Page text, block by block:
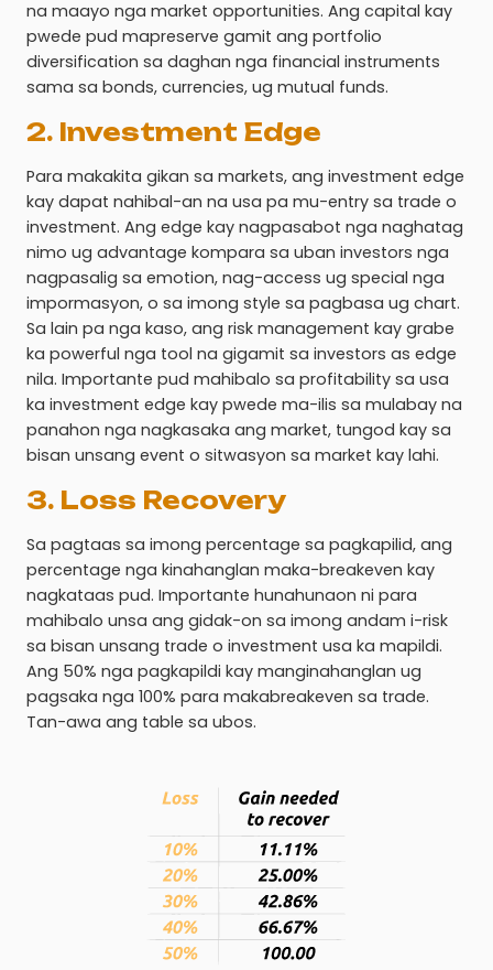
na maayo nga market opportunities. Ang capital kay
pwede pud mapreserve gamit ang portfolio
diversification sa daghan nga financial instruments
sama sa bonds, currencies, ug mutual funds.
2. Investment Edge
Para makakita gikan sa markets, ang investment edge
kay dapat nahibal-an na usa pa mu-entry sa trade o
investment. Ang edge kay nagpasabot nga naghatag
nimo ug advantage kompara sa uban investors nga
nagpasalig sa emotion, nag-access ug special nga
impormasyon, o sa imong style sa pagbasa ug chart.
Sa lain pa nga kaso, ang risk management kay grabe
ka powerful nga tool na gigamit sa investors as edge
nila. Importante pud mahibalo sa profitability sa usa
ka investment edge kay pwede ma-ilis sa mulabay na
panahon nga nagkasaka ang market, tungod kay sa
bisan unsang event o sitwasyon sa market kay lahi.
3. Loss Recovery
Sa pagtaas sa imong percentage sa pagkapilid, ang
percentage nga kinahanglan maka-breakeven kay
nagkataas pud. Importante hunahunaon ni para
mahibalo unsa ang gidak-on sa imong andam i-risk
sa bisan unsang trade o investment usa ka mapildi.
Ang 50% nga pagkapildi kay manginahanglan ug
pagsaka nga 100% para makabreakeven sa trade.
Tan-awa ang table sa ubos.